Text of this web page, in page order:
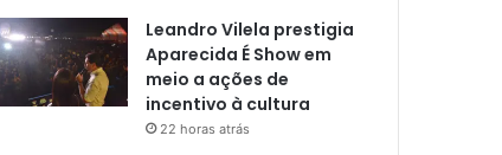
Leandro Vilela prestigia
Aparecida É Show em
meio a ações de
incentivo à cultura
22 horas atrás